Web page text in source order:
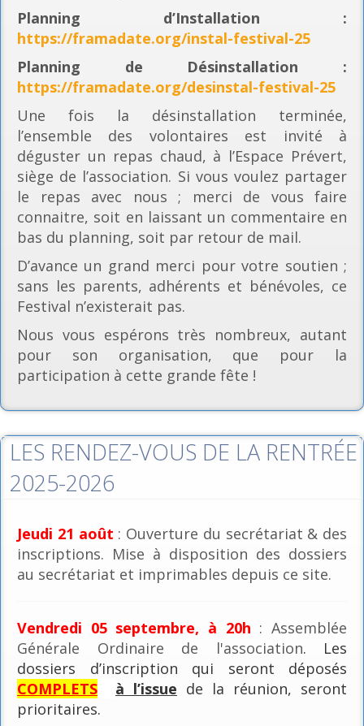
Planning d’Installation :
https://framadate.org/instal-festival-25
Planning de Désinstallation :
https://framadate.org/desinstal-festival-25
Une fois la désinstallation terminée,
l’ensemble des volontaires est invité à
déguster un repas chaud, à l’Espace Prévert,
siège de l’association. Si vous voulez partager
le repas avec nous ; merci de vous faire
connaitre, soit en laissant un commentaire en
bas du planning, soit par retour de mail.
D’avance un grand merci pour votre soutien ;
sans les parents, adhérents et bénévoles, ce
Festival n’existerait pas.
Nous vous espérons très nombreux, autant
pour son organisation, que pour la
participation à cette grande fête !
LES RENDEZ-VOUS DE LA RENTRÉE
2025-2026
Jeudi 21 août : Ouverture du secrétariat & des
inscriptions. Mise à disposition des dossiers
au secrétariat et imprimables depuis ce site.
Vendredi 05 septembre, à 20h : Assemblée
Générale Ordinaire de l'association. Les
dossiers d’inscription qui seront déposés
COMPLETS
à l’issue de la réunion, seront
prioritaires.